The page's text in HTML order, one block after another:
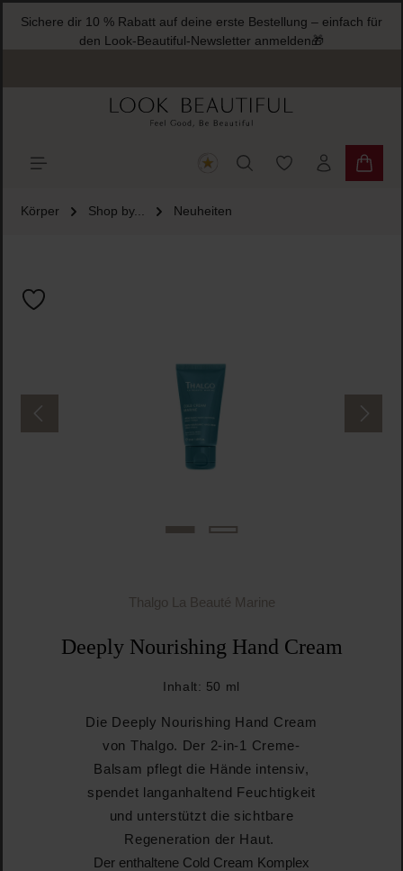
springen
Sichere dir 10 % Rabatt auf deine erste Bestellung – einfach für
den Look-Beautiful-Newsletter anmelden🎁
Du hast 0
Körper Shop by... Neuheiten
Thalgo La Beauté Marine
Deeply Nourishing Hand Cream
Inhalt: 50 ml
Die Deeply Nourishing Hand Cream
von Thalgo. Der 2-in-1 Creme-
Balsam pflegt die Hände intensiv,
spendet langanhaltend Feuchtigkeit
und unterstützt die sichtbare
Regeneration der Haut.
Der enthaltene Cold Cream Komplex